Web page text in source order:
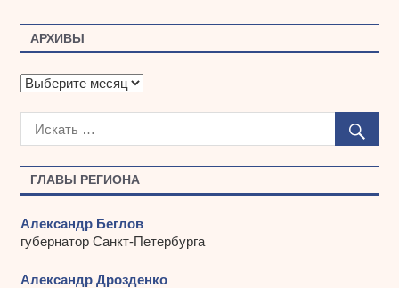
ГЛАВЫ РЕГИОНА
Александр Беглов
губернатор Санкт-Петербурга
Александр Дрозденко
АРХИВЫ
А
х
ы